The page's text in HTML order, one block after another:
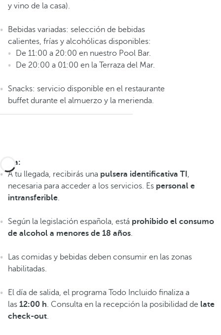
y vino de la casa).
Bebidas variadas: selección de bebidas
calientes, frías y alcohólicas disponibles:
De 11:00 a 20:00 en nuestro Pool Bar.
De 20:00 a 01:00 en la Terraza del Mar.
Snacks: servicio disponible en el restaurante
buffet durante el almuerzo y la merienda.
Nota:
A tu llegada, recibirás una pulsera identificativa TI ,
necesaria para acceder a los servicios. Es personal e
intransferible.
Según la legislación española, está prohibido el consumo
de alcohol a menores de 18 años.
Las comidas y bebidas deben consumir en las zonas
habilitadas.
El día de salida, el programa Todo Incluido finaliza a
las 12:00 h. Consulta en la recepción la posibilidad de late
check-out.